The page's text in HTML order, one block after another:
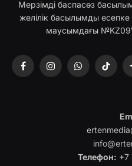
Мерзімді баспасөз
желілік басылымды
маусымдағы
FacebookInstagramWhatsAppTikTok
Телефон: +7